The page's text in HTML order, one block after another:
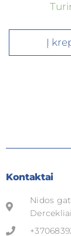
Į
Kontaktai
Nidos